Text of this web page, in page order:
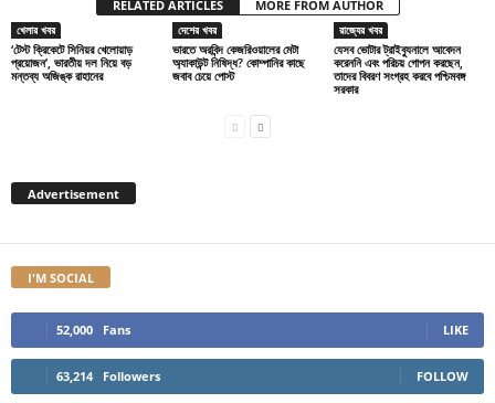
RELATED ARTICLES MORE FROM AUTHOR
খেলার খবর
‘টেস্ট ক্রিকেটে সিনিয়র খেলোয়াড়
প্রয়োজন’, ভারতীয় দল নিয়ে বড়
মন্তব্য অজিঙ্ক রাহানের
দেশের খবর
ভারতে অরবিন্দ কেজরিওয়ালের মেটা
অ্যাকাউন্ট নিষিদ্ধ? কোম্পানির কাছে
জবাব চেয়ে পোস্ট
রাজ্যের খবর
যেসব ভোটার ট্রাইব্যুনালে আবেদন
করেননি এবং পরিচয় গোপন করছেন,
তাদের বিবরণ সংগ্রহ করবে পশ্চিমবঙ্গ
সরকার
Advertisement
I'M SOCIAL
52,000 Fans LIKE
63,214 Followers FOLLOW